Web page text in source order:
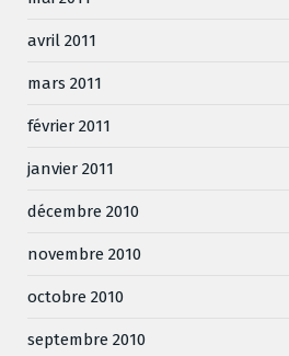
avril 2011
mars 2011
février 2011
janvier 2011
décembre 2010
novembre 2010
octobre 2010
septembre 2010